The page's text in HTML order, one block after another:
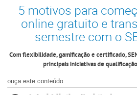
5 motivos para
online gratuito e
semestre com o
Com flexibilidade, gamificação e certificado,
principais iniciativas de
ouça este conteúdo